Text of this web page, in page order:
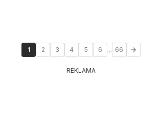
1 2 3 4 5 6 ... 66
REKLAMA